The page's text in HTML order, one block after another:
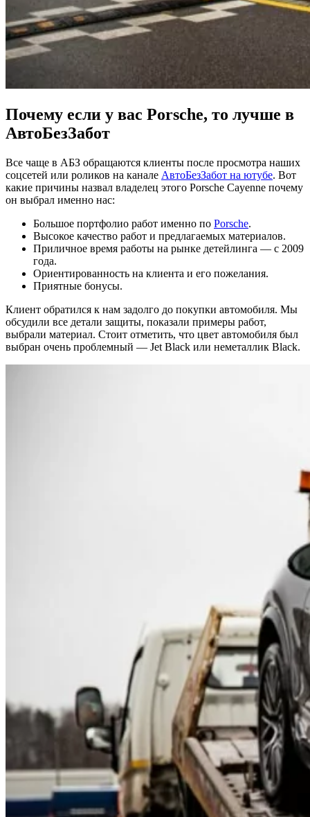
Почему если у вас Porsche, то лучше в
АвтоБезЗабот
Все чаще в АБЗ обращаются клиенты после просмотра наших
соцсетей или роликов на канале АвтоБезЗабот на ютубе. Вот
какие причины назвал владелец этого Porsche Cayenne почему
он выбрал именно нас:
Большое портфолио работ именно по Porsche.
Высокое качество работ и предлагаемых материалов.
Приличное время работы на рынке детейлинга — с 2009
года.
Ориентированность на клиента и его пожелания.
Приятные бонусы.
Клиент обратился к нам задолго до покупки автомобиля. Мы
обсудили все детали защиты, показали примеры работ,
выбрали материал. Стоит отметить, что цвет автомобиля был
выбран очень проблемный — Jet Black или неметаллик Black.